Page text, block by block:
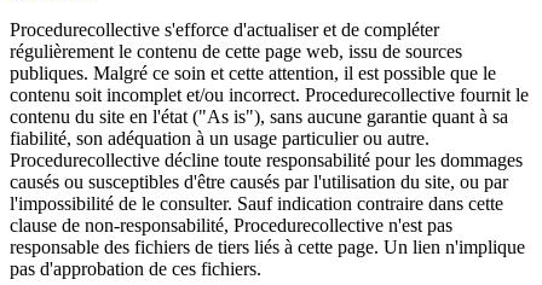
Procedurecollective s'efforce d'actualiser et de compléter
régulièrement le contenu de cette page web, issu de sources
publiques. Malgré ce soin et cette attention, il est possible que le
contenu soit incomplet et/ou incorrect. Procedurecollective fournit le
contenu du site en l'état ("As is"), sans aucune garantie quant à sa
fiabilité, son adéquation à un usage particulier ou autre.
Procedurecollective décline toute responsabilité pour les dommages
causés ou susceptibles d'être causés par l'utilisation du site, ou par
l'impossibilité de le consulter. Sauf indication contraire dans cette
clause de non-responsabilité, Procedurecollective n'est pas
responsable des fichiers de tiers liés à cette page. Un lien n'implique
pas d'approbation de ces fichiers.